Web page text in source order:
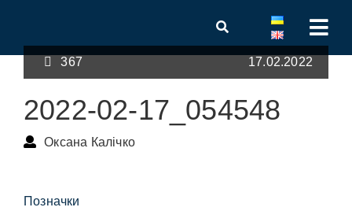
367 17.02.2022
2022-02-17_054548
Оксана Калічко
Позначки